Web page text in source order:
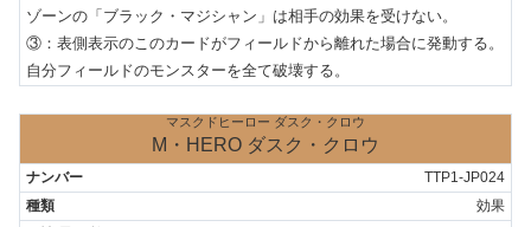
ゾーンの「ブラック・マジシャン」は相手の効果を受けない。
③：表側表示のこのカードがフィールドから離れた場合に発動する。
自分フィールドのモンスターを全て破壊する。
マスクドヒーロー ダスク・クロウ
M・HERO ダスク・クロウ
TTP1-JP024
効果